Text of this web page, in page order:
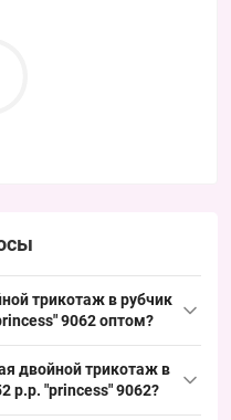
трикотаж в рубчик
9062 оптом?
из Одессы 7КМ;
двойной трикотаж в
р.р. "princess" 9062?